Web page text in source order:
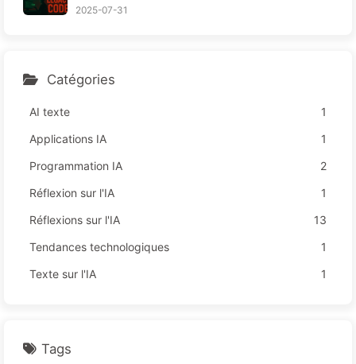
ouges", une technologie insuffisante provoque da
2025-07-31
Catégories
AI texte
1
Applications IA
1
Programmation IA
2
Réflexion sur l'IA
1
Réflexions sur l'IA
13
Tendances technologiques
1
Texte sur l'IA
1
Tags